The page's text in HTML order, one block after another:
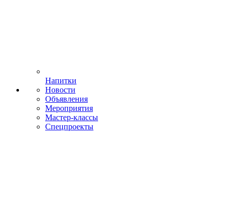
Напитки
Новости
Объявления
Мероприятия
Мастер-классы
Спецпроекты